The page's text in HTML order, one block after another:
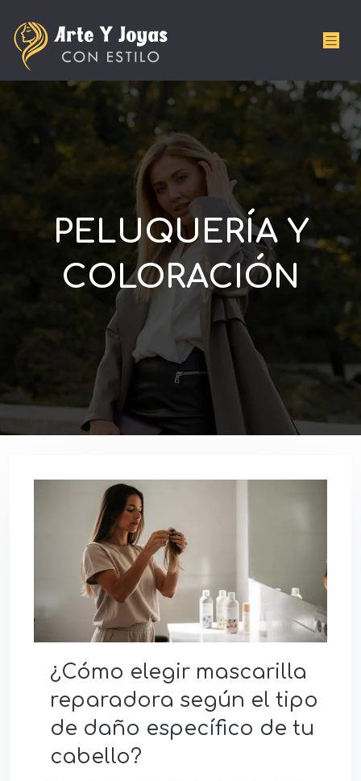
PELUQUERÍA Y
COLORACIÓN
¿Cómo elegir mascarilla
reparadora según el tipo
de daño específico de tu
cabello?